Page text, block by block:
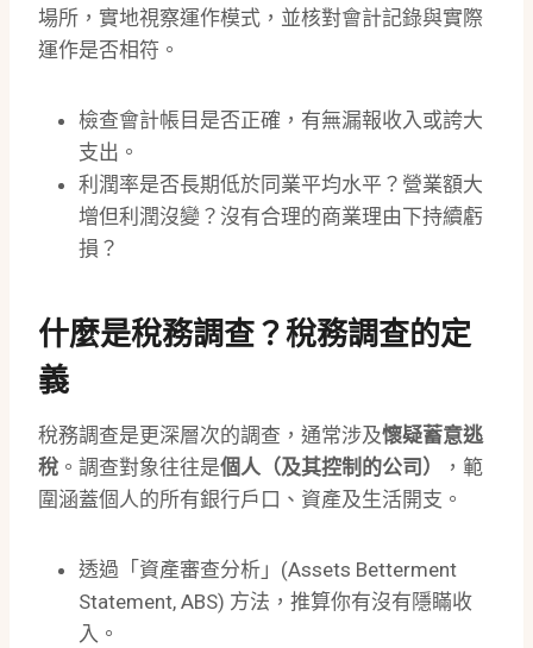
場所，實地視察運作模式，並核對會計記錄與實際
運作是否相符。
檢查會計帳目是否正確，有無漏報收入或誇大
支出。
利潤率是否長期低於同業平均水平？營業額大
增但利潤沒變？沒有合理的商業理由下持續虧
損？
什麼是稅務調查？稅務調查的定
義
稅務調查是更深層次的調查，通常涉及懷疑蓄意逃
稅 。調查對象往往是個人（及其控制的公司）
，範
圍涵蓋個人的所有銀行戶口、資產及生活開支。
透過「資產審查分析」(Assets Betterment
Statement, ABS) 方法，推算你有沒有隱瞞收
入。